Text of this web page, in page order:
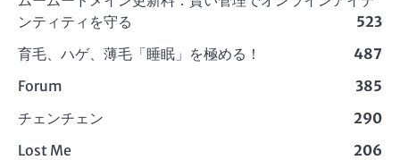
ンティティを守る
523
育毛、ハゲ、薄毛「睡眠」を極める！
487
Forum
385
チェンチェン
290
Lost Me
206